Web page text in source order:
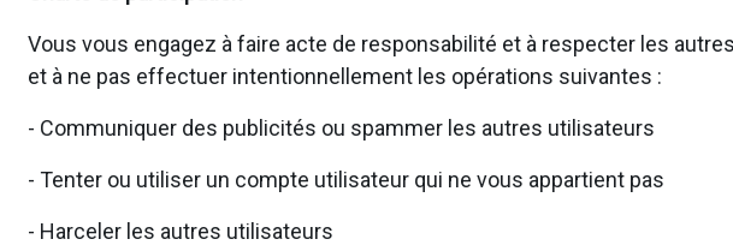
Vous vous engagez à faire acte de responsabilité et à respecter les
et à ne pas effectuer intentionnellement les opérations suivantes :
- Communiquer des publicités ou spammer les autres utilisateurs
- Tenter ou utiliser un compte utilisateur qui ne vous appartient pas
- Harceler les autres utilisateurs